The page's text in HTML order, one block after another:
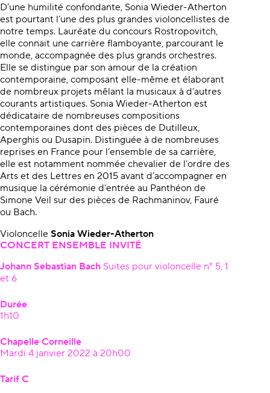
D’une humilité confondante, Sonia Wieder-Atherton
est pourtant l’une des plus grandes violoncellistes de
notre temps. Lauréate du concours Rostropovitch,
elle connait une carrière flamboyante, parcourant le
monde, accompagnée des plus grands orchestres.
Elle se distingue par son amour de la création
contemporaine, composant elle-même et élaborant
de nombreux projets mêlant la musicaux à d’autres
courants artistiques. Sonia Wieder-Atherton est
dédicataire de nombreuses compositions
contemporaines dont des pièces de Dutilleux,
Aperghis ou Dusapin. Distinguée à de nombreuses
reprises en France pour l’ensemble de sa carrière,
elle est notamment nommée chevalier de l’ordre des
Arts et des Lettres en 2015 avant d’accompagner en
musique la cérémonie d’entrée au Panthéon de
Simone Veil sur des pièces de Rachmaninov, Fauré
ou Bach.
Violoncelle Sonia Wieder-Atherton
CONCERT ENSEMBLE INVITÉ
Johann Sebastian Bach Suites pour violoncelle n° 5, 1
et 6
Durée
1h10
Chapelle Corneille
Mardi 4 janvier 2022 à 20h00
Tarif C